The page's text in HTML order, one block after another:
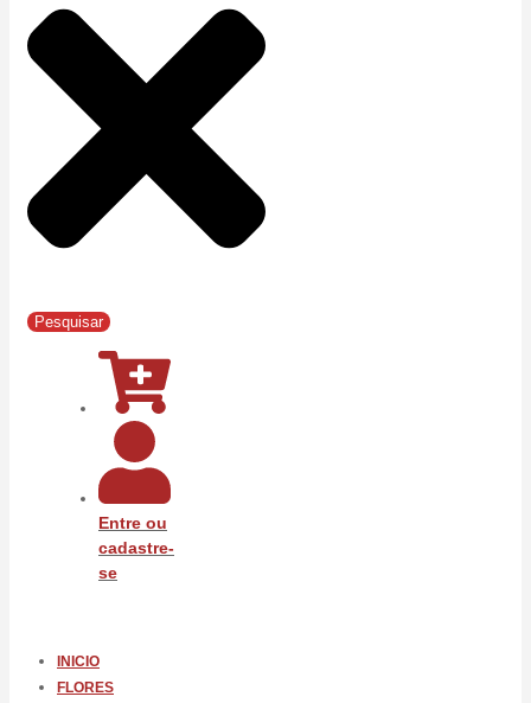
Pesquisar
Entre ou
cadastre-
se
INICIO
FLORES